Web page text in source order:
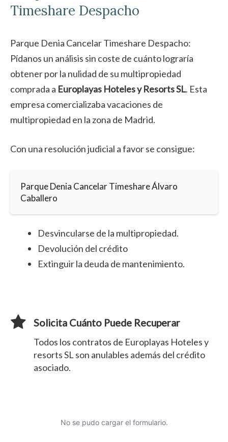
Timeshare Despacho
Parque Denia Cancelar Timeshare Despacho:
Pídanos un análisis sin coste de cuánto lograría
obtener por la nulidad de su multipropiedad
comprada a Europlayas Hoteles y Resorts SL. Esta
empresa comercializaba vacaciones de
multipropiedad en la zona de Madrid.
Con una resolución judicial a favor se consigue:
Parque Denia Cancelar Timeshare Álvaro
Caballero
Desvincularse de la multipropiedad.
Devolución del crédito
Extinguir la deuda de mantenimiento.
Solicita Cuánto Puede Recuperar
Todos los contratos de Europlayas Hoteles y
resorts SL son anulables además del crédito
asociado.
No se pudo cargar el formulario.